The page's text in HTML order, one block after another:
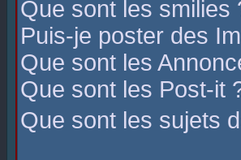
Que sont les smilies
Puis-je poster des
Que sont les
Que sont les Post-it
Que sont les sujets